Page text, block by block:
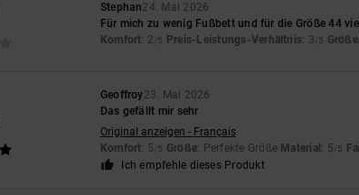
Stephan24. Mai 2026
Für mich zu wenig Fußbett und für die Größe 44
Komfort: 2/5 Preis-Leistungs-Verhältnis: 3/5 Größe
Geoffroy23. Mai 2026
Das gefällt mir sehr
Original anzeigen - Français
Komfort: 5/5 Größe: Perfekte Größe Material : 5/5
Ich empfehle dieses Produkt